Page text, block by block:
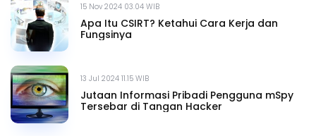
15 Nov 2024 03.04 WIB
Apa Itu CSIRT? Ketahui Cara Kerja dan
Fungsinya
13 Jul 2024 11.15 WIB
Jutaan Informasi Pribadi Pengguna mSpy
Tersebar di Tangan Hacker